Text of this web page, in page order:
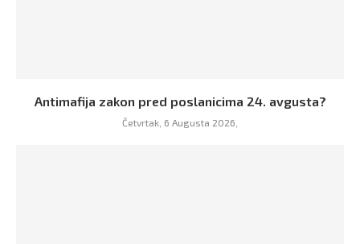
Antimafija zakon pred poslanicima 24. avgusta?
Četvrtak, 6 Augusta 2026,